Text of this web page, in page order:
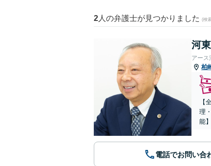
2 人の弁護士が見つかりました (検
河
アース
柏
【
理
能】
電話でお問い合